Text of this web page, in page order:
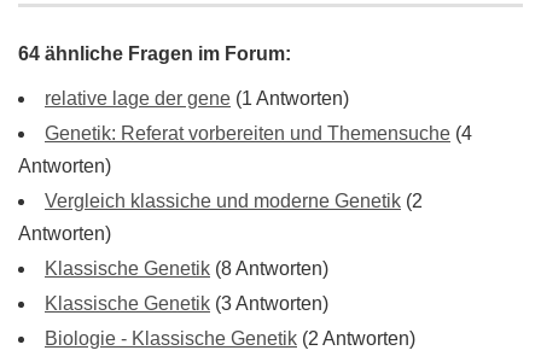
64 ähnliche Fragen im Forum:
relative lage der gene (1 Antworten)
Genetik: Referat vorbereiten und Themensuche (4
Antworten)
Vergleich klassiche und moderne Genetik (2
Antworten)
Klassische Genetik (8 Antworten)
Klassische Genetik (3 Antworten)
Biologie - Klassische Genetik (2 Antworten)